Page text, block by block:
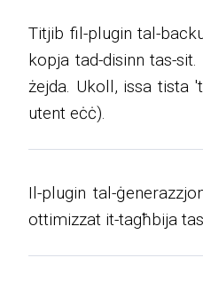
Titjib fil-plugin tal-
kopja tad-disinn tas-
żejda. Ukoll, issa tista
utent eċċ).
Il-plugin tal-
ottimizzat it-tagħbija